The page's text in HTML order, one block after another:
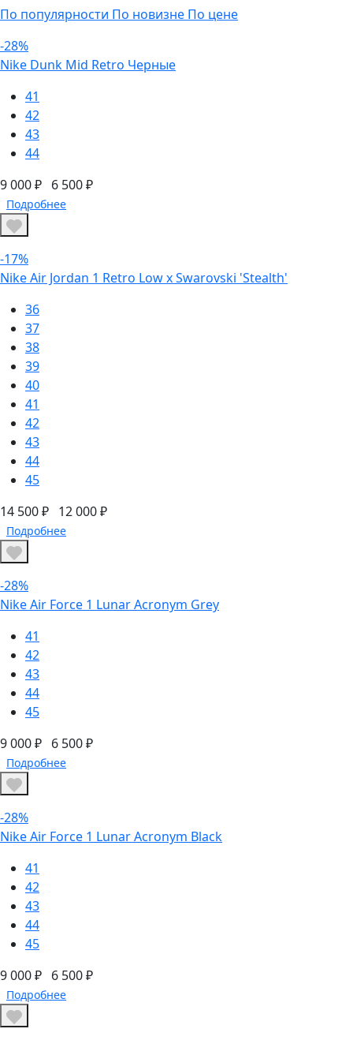
По популярности По новизне По цене
-28%
Nike Dunk Mid Retro Черные
41
42
43
44
9 000 ₽ 6 500 ₽
Подробнее
-17%
Nike Air Jordan 1 Retro Low x Swarovski 'Stealth'
36
37
38
39
40
41
42
43
44
45
14 500 ₽ 12 000 ₽
Подробнее
-28%
Nike Air Force 1 Lunar Acronym Grey
41
42
43
44
45
9 000 ₽ 6 500 ₽
Подробнее
-28%
Nike Air Force 1 Lunar Acronym Black
41
42
43
44
45
9 000 ₽ 6 500 ₽
Подробнее